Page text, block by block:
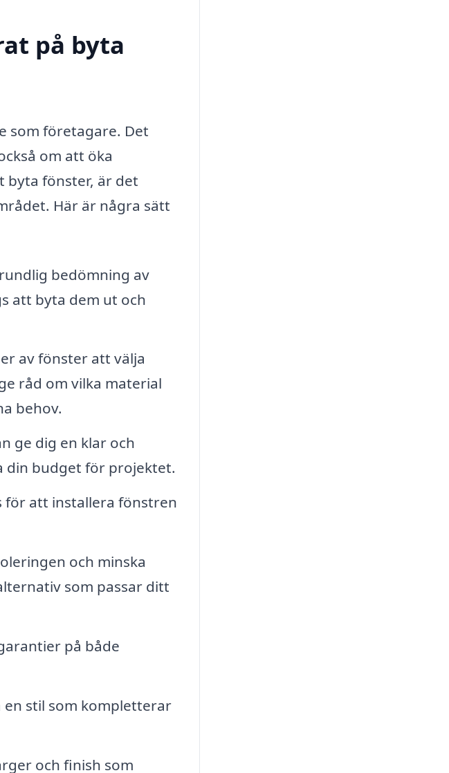
på byta
som företagare. Det
om att öka
byta fönster, är det
Här är några sätt
bedömning av
att byta dem ut och
av fönster att välja
råd om vilka material
behov.
ge dig en klar och
din budget för projektet.
för att installera fönstren
och minska
som passar ditt
på både
stil som kompletterar
och finish som